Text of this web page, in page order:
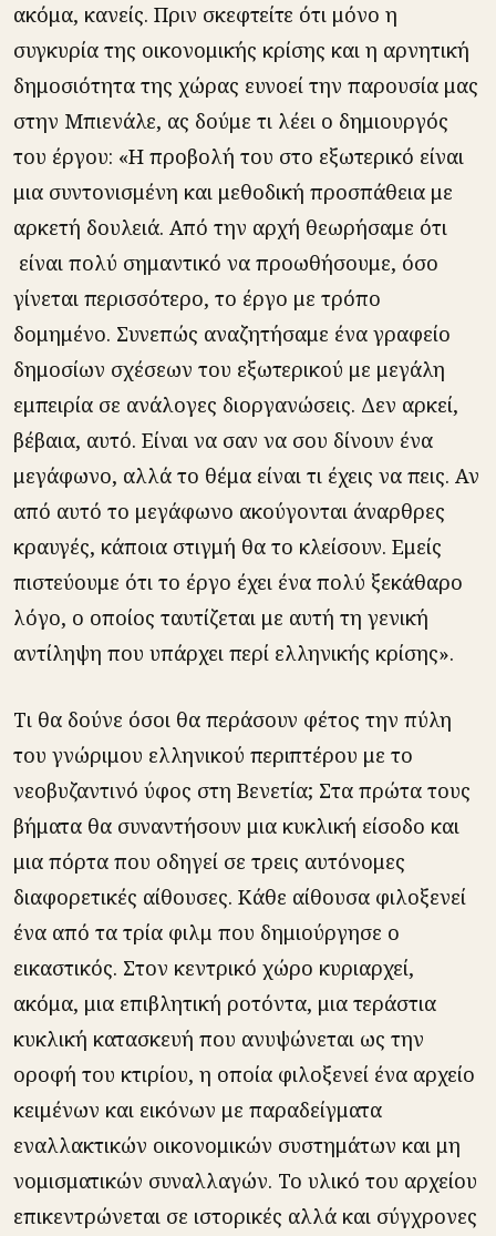
ακόμα, κανείς. Πριν σκεφτείτε ότι μόνο η
συγκυρία της οικονομικής κρίσης και η αρνητική
δημοσιότητα της χώρας ευνοεί την παρουσία μας
στην Μπιενάλε, ας δούμε τι λέει ο δημιουργός
του έργου: «Η προβολή του στο εξωτερικό είναι
μια συντονισμένη και μεθοδική προσπάθεια με
αρκετή δουλειά. Από την αρχή θεωρήσαμε ότι
είναι πολύ σημαντικό να προωθήσουμε, όσο
γίνεται περισσότερο, το έργο με τρόπο
δομημένο. Συνεπώς αναζητήσαμε ένα γραφείο
δημοσίων σχέσεων του εξωτερικού με μεγάλη
εμπειρία σε ανάλογες διοργανώσεις. Δεν αρκεί,
βέβαια, αυτό. Είναι να σαν να σου δίνουν ένα
μεγάφωνο, αλλά το θέμα είναι τι έχεις να πεις. Αν
από αυτό το μεγάφωνο ακούγονται άναρθρες
κραυγές, κάποια στιγμή θα το κλείσουν. Εμείς
πιστεύουμε ότι το έργο έχει ένα πολύ ξεκάθαρο
λόγο, ο οποίος ταυτίζεται με αυτή τη γενική
αντίληψη που υπάρχει περί ελληνικής κρίσης».
Τι θα δούνε όσοι θα περάσουν φέτος την πύλη
του γνώριμου ελληνικού περιπτέρου με το
νεοβυζαντινό ύφος στη Βενετία; Στα πρώτα τους
βήματα θα συναντήσουν μια κυκλική είσοδο και
μια πόρτα που οδηγεί σε τρεις αυτόνομες
διαφορετικές αίθουσες. Κάθε αίθουσα φιλοξενεί
ένα από τα τρία φιλμ που δημιούργησε ο
εικαστικός. Στον κεντρικό χώρο κυριαρχεί,
ακόμα, μια επιβλητική ροτόντα, μια τεράστια
κυκλική κατασκευή που ανυψώνεται ως την
οροφή του κτιρίου, η οποία φιλοξενεί ένα αρχείο
κειμένων και εικόνων με παραδείγματα
εναλλακτικών οικονομικών συστημάτων και μη
νομισματικών συναλλαγών. Το υλικό του αρχείου
επικεντρώνεται σε ιστορικές αλλά και σύγχρονες